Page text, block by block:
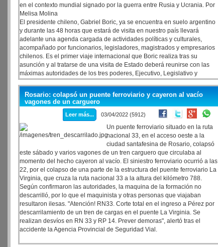
en el contexto mundial signado por la guerra entre Rusia y Ucrania. Por
Melisa Molina
El presidente chileno, Gabriel Boric, ya se encuentra en suelo argentino
y durante las 48 horas que estará de visita en nuestro país llevará
adelante una agenda cargada de actividades políticas y culturales,
acompañado por funcionarios, legisladores, magistrados y empresarios
chilenos. Es el primer viaje internacional que Boric realiza tras su
asunción y al tratarse de una visita de Estado deberá reunirse con las
máximas autoridades de los tres poderes, Ejecutivo, Legislativo y
Judicial.
Rosario: colapsó un puente ferroviario y cayeron al vacío
vagones de un carguero
Leer más... 03/04/2022 (5912)
Un puente ferroviario situado en la ruta
nacional 33, en el acceso oeste a la
ciudad santafesina de Rosario, colapsó
este sábado y varios vagones de un tren carguero que circulaba al
momento del hecho cayeron al vacío. El siniestro ferroviario ocurrió a las
22, por el colapso de una parte de la estructura del puente ferroviario La
Virginia, que cruza la ruta nacional 33 a la altura del kilómetro 788.
Según confirmaron las autoridades, la maquina de la formación no
descarrilló, por lo que el maquinista y otras personas que viajaban
resultaron ilesas. "Atención! RN33. Corte total en el ingreso a Pérez por
descarrilamiento de un tren de cargas en el puente La Virginia. Se
realizan desvíos en RN 33 y RP 14. Prever demoras", alertó tras el
accidente la Agencia Provincial de Seguridad Vial.